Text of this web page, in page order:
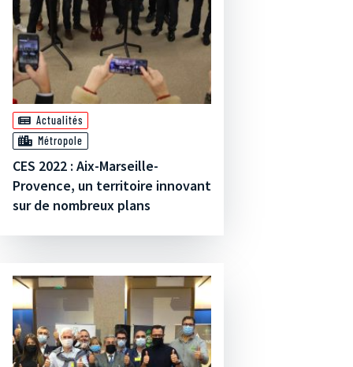
Actualités
Métropole
CES 2022 : Aix-Marseille-
Provence, un territoire innovant
sur de nombreux plans